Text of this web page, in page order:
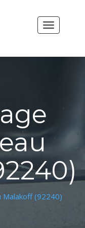
Toggle
Malakoff (92240)